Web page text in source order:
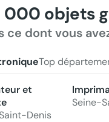
000 objets
ce dont vous
Top
et
Denis
Seine-